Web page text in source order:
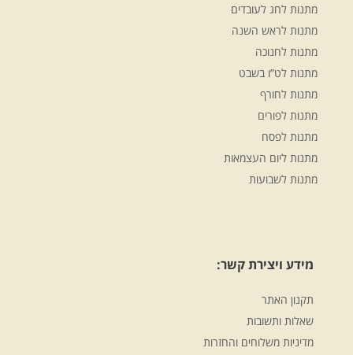
מתנות לחג לעובדים
מתנות לראש השנה
מתנות לחנוכה
מתנות לט”ו בשבט
מתנות לחורף
מתנות לפורים
מתנות לפסח
מתנות ליום העצמאות
מתנות לשבועות
מידע ויצירת קשר:
תקנון האתר
שאלות ותשובות
מדיניות משלוחים והחזרות